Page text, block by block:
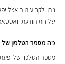
שליחת הודעת וואטסאפ למספר
מה מספר הטלפון של